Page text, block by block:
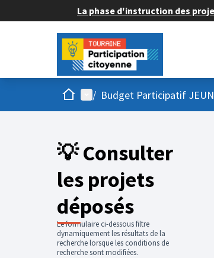
La phase d'instruction des
AccueilMenu principal
/ Budget Participatif
💡 Consulter
les projets
déposés
Le formulaire ci-dessous filtre
dynamiquement les résultats de la
recherche lorsque les conditions de
recherche sont modifiées.